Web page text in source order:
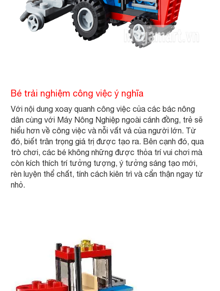
Bé trải nghiệm công việc ý nghĩa
Với nội dung xoay quanh công việc của các bác nông
dân cùng với Máy Nông Nghiệp ngoài cánh đồng, trẻ sẽ
hiểu hơn về công việc và nỗi vất vả của người lớn. Từ
đó, biết trân trọng giá trị được tạo ra. Bên cạnh đó, qua
trò chơi, các bé không những được thỏa trí vui chơi mà
còn kích thích trí tưởng tượng, ý tưởng sáng tạo mới,
rèn luyện thể chất, tính cách kiên trì và cẩn thận ngay từ
nhỏ.